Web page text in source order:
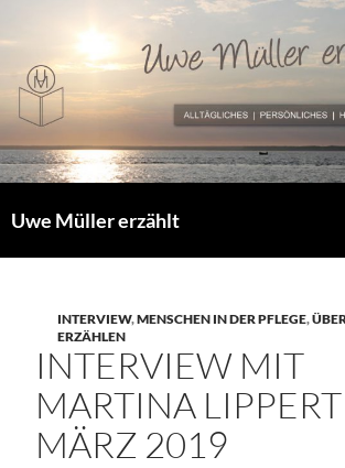
Inhalt
springen
Uwe Müller erzählt
INTERVIEW,MENSCHEN IN DER PFLEGE,
ERZÄHLEN
INTERVIEW MIT
MARTINA
MÄRZ 2019